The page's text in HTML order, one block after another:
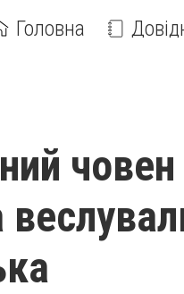
Головна